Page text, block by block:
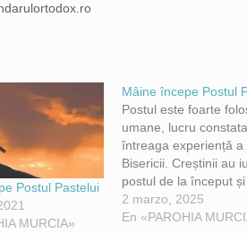
Postul Pastelui
MURCIA»
Mâine începe Postul
Postul este foarte
umane, lucru
întreaga expe­riență a
Bisericii. Creștinii au
postul de la început și
preluat acest mod de
de la Însuși Domnul
2 marzo, 2025
En «PAROHIA